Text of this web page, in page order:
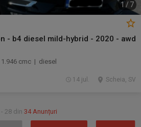
1 / 7
- b4 diesel mild-hybrid - 2020 - awd
cmc | diesel
Scheia, SV
14 jul.
- 28 din 34 Anunțuri